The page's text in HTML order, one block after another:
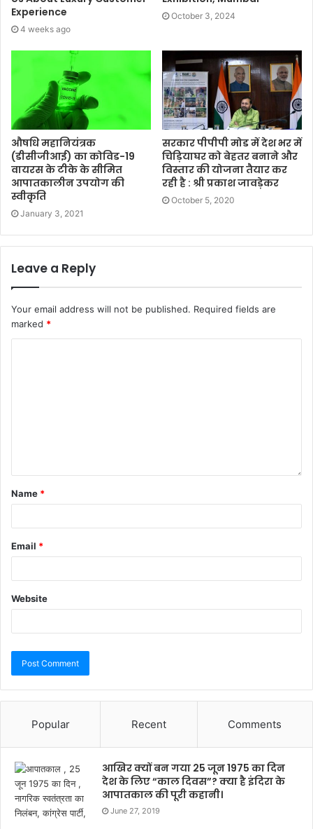
Experience
4 weeks ago
October 3, 2024
औषधि महानियंत्रक
(डीसीजीआई) का कोविड-19
वायरस के टीके के सीमित
आपातकालीन उपयोग की
स्वीकृति
January 3, 2021
सरकार पीपीपी मोड में देश भर में
चिड़ियाघर को बेहतर बनाने और
विस्तार की योजना तैयार कर
रही है : श्री प्रकाश जावड़ेकर
October 5, 2020
Leave a Reply
Your email address will not be published. Required fields are
marked *
Name *
Email *
Website
Popular Recent Comments
आखिर क्यों बन गया 25 जून 1975 का दिन
देश के लिए “काल दिवस”? क्या है इंदिरा के
आपातकाल की पूरी कहानी।
June 27, 2019